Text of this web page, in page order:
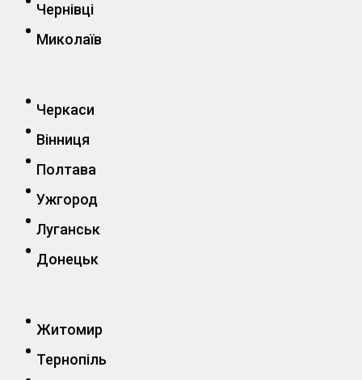
Чернівці
Миколаїв
Черкаси
Вінниця
Полтава
Ужгород
Луганськ
Донецьк
Житомир
Тернопіль